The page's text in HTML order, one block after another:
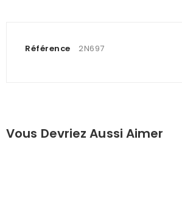
Référence 2N697
Vous Devriez Aussi Aimer